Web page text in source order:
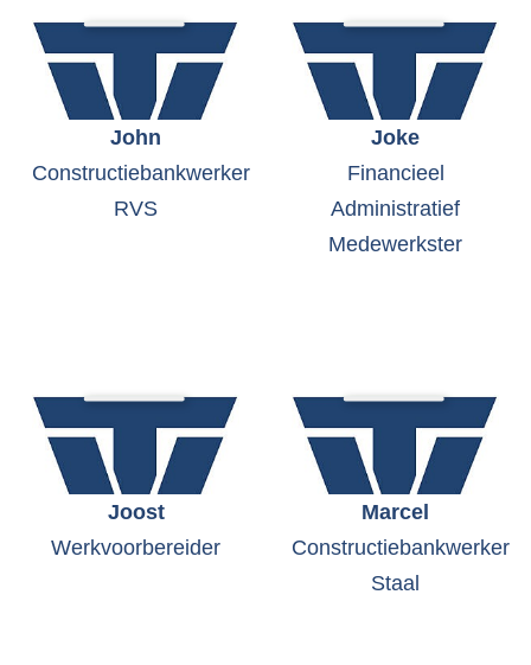
John
Constructiebankwerker
RVS
Joke
Financieel
Administratief
Medewerkster
Joost
Werkvoorbereider
Marcel
Constructiebankwerker
Staal